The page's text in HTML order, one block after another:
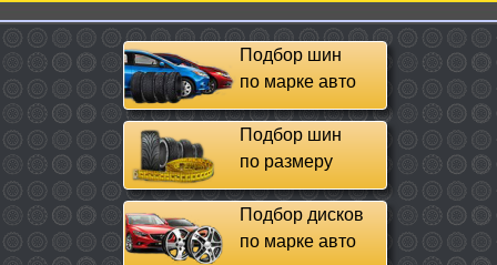
Подбор шин
по марке авто
Подбор шин
по размеру
Подбор дисков
по марке авто